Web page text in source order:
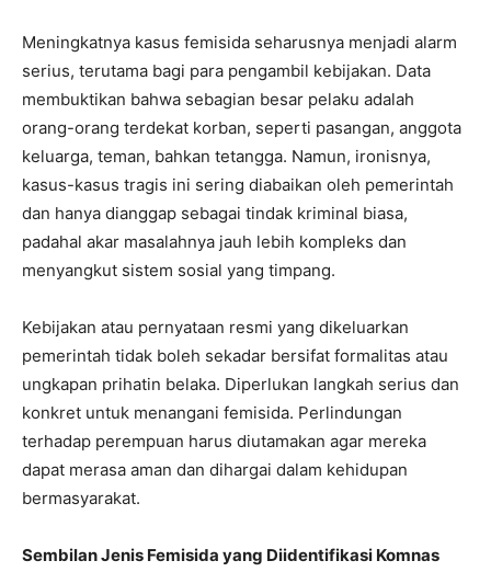
Meningkatnya kasus femisida seharusnya menjadi alarm
serius, terutama bagi para pengambil kebijakan. Data
membuktikan bahwa sebagian besar pelaku adalah
orang-orang terdekat korban, seperti pasangan, anggota
keluarga, teman, bahkan tetangga. Namun, ironisnya,
kasus-kasus tragis ini sering diabaikan oleh pemerintah
dan hanya dianggap sebagai tindak kriminal biasa,
padahal akar masalahnya jauh lebih kompleks dan
menyangkut sistem sosial yang timpang.
Kebijakan atau pernyataan resmi yang dikeluarkan
pemerintah tidak boleh sekadar bersifat formalitas atau
ungkapan prihatin belaka. Diperlukan langkah serius dan
konkret untuk menangani femisida. Perlindungan
terhadap perempuan harus diutamakan agar mereka
dapat merasa aman dan dihargai dalam kehidupan
bermasyarakat.
Sembilan Jenis Femisida yang Diidentifikasi Komnas